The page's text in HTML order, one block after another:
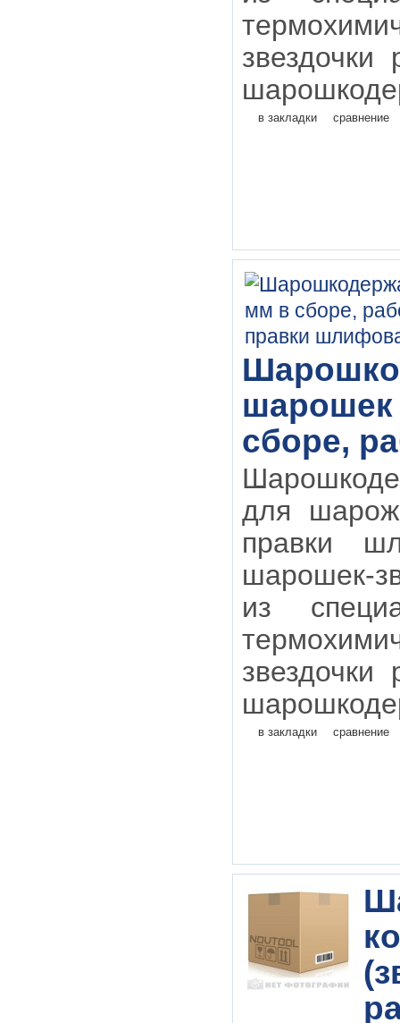
в закладки сравнение
шарошек
сборе,
для
правки
шарошек-
из
в закладки сравнение